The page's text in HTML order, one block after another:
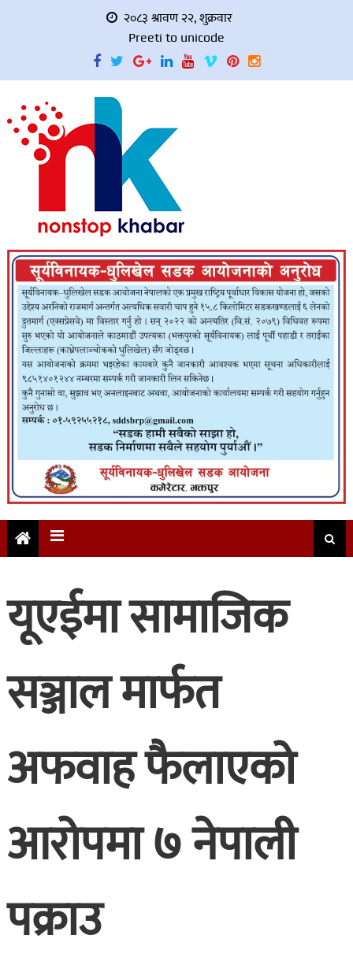
२०८३ श्रावण २२, शुक्रवार
Preeti to unicode
यूएईमा सामाजिक
सञ्जाल मार्फत
अफवाह फैलाएको
आरोपमा ७ नेपाली
पक्राउ